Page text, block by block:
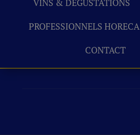
VINS & DÉGUSTATIONS
PROFESSIONNELS HORECA
CONTACT